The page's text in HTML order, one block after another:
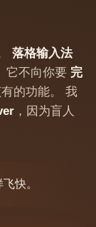
落格输入法
它不向你要 完
的功能。 我
，因为盲人
快。